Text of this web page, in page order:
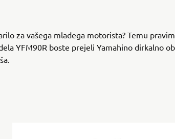
za vašega mladega motorista? Temu
YFM90R boste prejeli Yamahino dirkalno